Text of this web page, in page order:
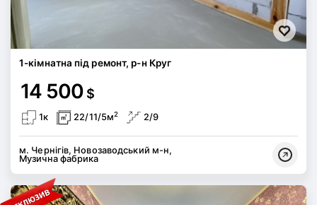
1-кімнатна під ремонт, р-н Круг
14 500 $
1к 22/11/5м2 2/9
м. Чернігів, Новозаводський м-н,
Музична фабрика